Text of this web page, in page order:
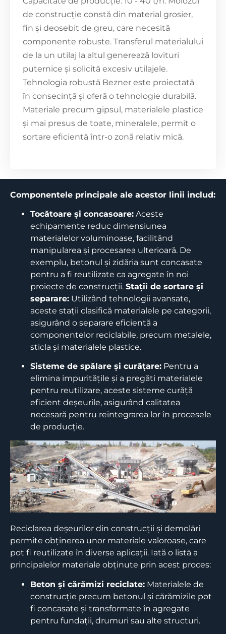
de construcție constă din material grosier,
fin și deosebit de greu, care necesită
componente robuste. Transferul materialului
de la un utilaj la altul generează lovituri
puternice și solicită excesiv utilajele.
Tehnologia robustă Bezner este proiectată
în consecință și oferă o tehnologie durabilă.
Materiale precum gipsul, materialele plastice
și mai presus de toate, mineralele, permit o
sortare eficientă într-o zonă relativ mică.
Componentele principale ale acestor linii includ:
Tocătoare și concasoare: Aceste
echipamente reduc dimensiunea
materialelor voluminoase, facilitând
manipularea și procesarea ulterioară. De
exemplu, betonul și zidăria sunt concasate
pentru a fi reutilizate ca agregate în noi
proiecte de construcții. Stații de sortare și
separare: Utilizând tehnologii avansate,
aceste stații clasifică materialele pe categorii,
asigurând o separare eficientă a
componentelor reciclabile, precum metalele,
sticla și materialele plastice.
Sisteme de spălare și curățare: Pentru a
elimina impuritățile și a pregăti materialele
pentru reutilizare, aceste sisteme curăță
eficient deșeurile, asigurând calitatea
necesară pentru reintegrarea lor în procesele
de producție.
Reciclarea deșeurilor din construcții și demolări
permite obținerea unor materiale valoroase, care
pot fi reutilizate în diverse aplicații. Iată o listă a
principalelor materiale obținute prin acest proces:​
Beton și cărămizi reciclate: Materialele de
construcție precum betonul și cărămizile pot
fi concasate și transformate în agregate
pentru fundații, drumuri sau alte structuri.